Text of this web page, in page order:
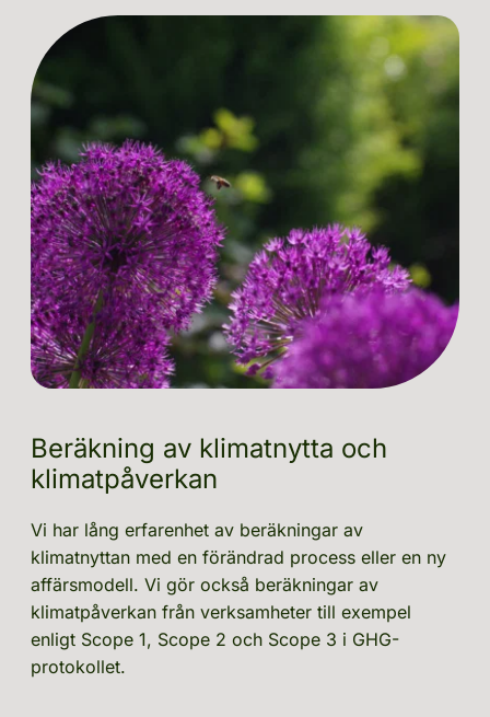
Beräkning av klimatnytta och
klimatpåverkan
Vi har lång erfarenhet av beräkningar av
klimatnyttan med en förändrad process eller en ny
affärsmodell. Vi gör också beräkningar av
klimatpåverkan från verksamheter till exempel
enligt Scope 1, Scope 2 och Scope 3 i GHG-
protokollet.